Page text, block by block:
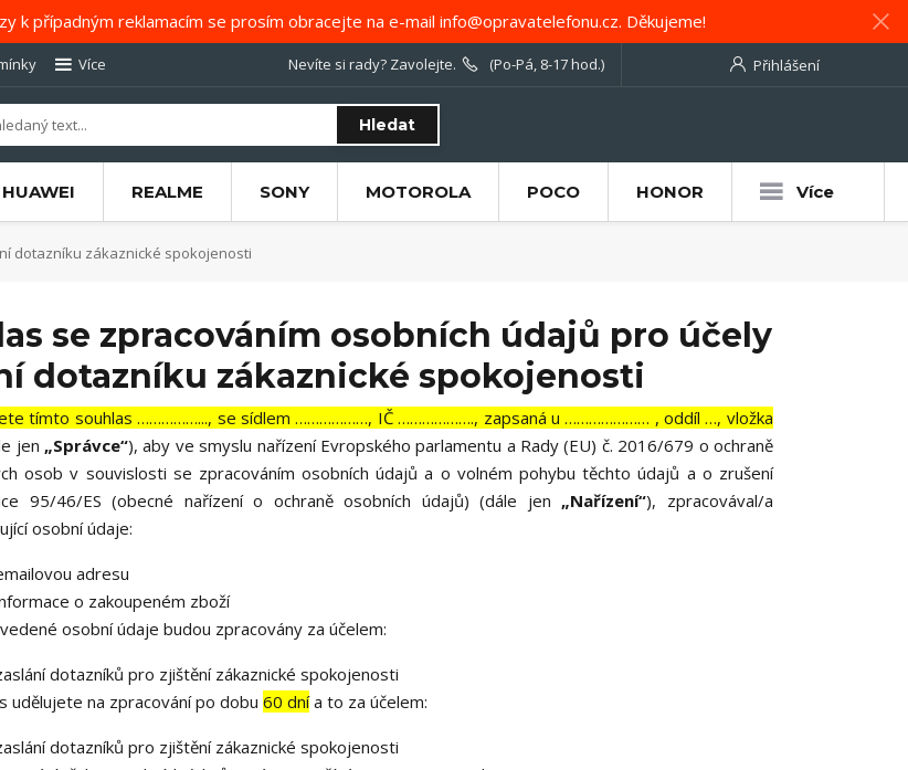
k případným reklamacím se prosím obracejte na e-mail info@opravatelefonu.cz. Děkujeme!
Více Přihlášení
Hledat
Nevíte si rady? Zavolejte. (Po-Pá, 8-17 hod.)
HUAWEI REALME SONY MOTOROLA POCO HONOR Více
dotazníku zákaznické spokojenosti
se zpracováním osobních údajů pro účely
dotazníku zákaznické spokojenosti
tímto souhlas ……………..., se sídlem ………………, IČ ………………., zapsaná u ………………… , oddíl …, vložka
jen „Správce“), aby ve smyslu nařízení Evropského parlamentu a Rady (EU) č. 2016/679 o ochraně
osob v souvislosti se zpracováním osobních údajů a o volném pohybu těchto údajů a o zrušení
95/46/ES (obecné nařízení o ochraně osobních údajů) (dále jen „Nařízení“), zpracovával/a
osobní údaje:
adresu
o zakoupeném zboží
osobní údaje budou zpracovány za účelem:
dotazníků pro zjištění zákaznické spokojenosti
udělujete na zpracování po dobu 60 dnía to za účelem:
dotazníků pro zjištění zákaznické spokojenosti